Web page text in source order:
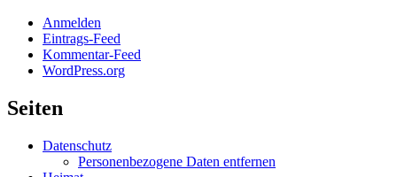
Anmelden
Eintrags-Feed
Kommentar-Feed
WordPress.org
Seiten
Datenschutz
Personenbezogene Daten entfernen